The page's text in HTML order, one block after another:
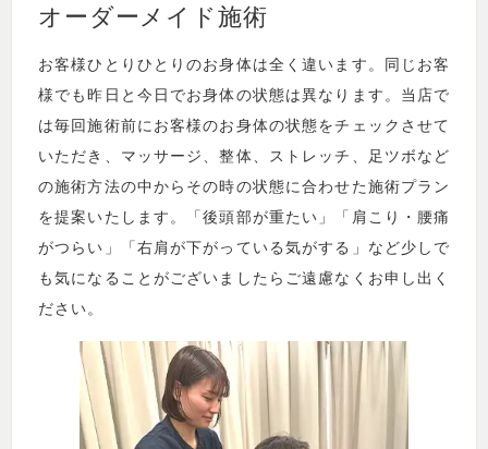
オーダーメイド施術
お客様ひとりひとりのお身体は全く違います。同じお客
様でも昨日と今日でお身体の状態は異なります。当店で
は毎回施術前にお客様のお身体の状態をチェックさせて
いただき、マッサージ、整体、ストレッチ、足ツボなど
の施術方法の中からその時の状態に合わせた施術プラン
を提案いたします。「後頭部が重たい」「肩こり・腰痛
がつらい」「右肩が下がっている気がする」など少しで
も気になることがございましたらご遠慮なくお申し出く
ださい。